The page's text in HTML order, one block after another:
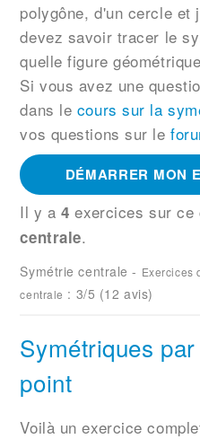
polygône, d'un cercle et
devez savoir tracer le
quelle figure
Si vous avez une
dans le cours sur la
vos questions sur le
DÉMARRER MON
Il y a4 exercices sur
centrale.
Symétrie centrale - Exercices
centrale : 3/5 (12 avis)
Symétriques
point
Voilà un exercice